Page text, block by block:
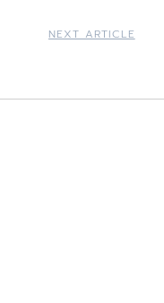
NEXT ARTICLE